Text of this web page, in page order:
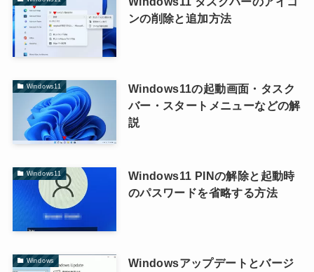
ンの削除と追加方法
Windows11
Windows11の起動画面・タスク
バー・スタートメニューなどの解
説
Windows11
Windows11 PINの解除と起動時
のパスワードを省略する方法
Windows
Windowsアップデートとバージ